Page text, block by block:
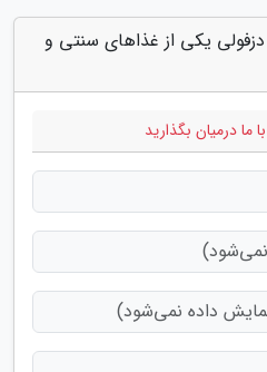
دزفولی یکی از غذاهای سنتی و
ما درمیان بگذارید